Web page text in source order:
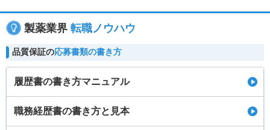
製薬業界 転職ノウハウ
品質保証の応募書類の書き方
履歴書の書き方マニュアル
職務経歴書の書き方と見本